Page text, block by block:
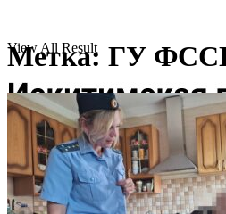
View All Result
Метка: ГУ